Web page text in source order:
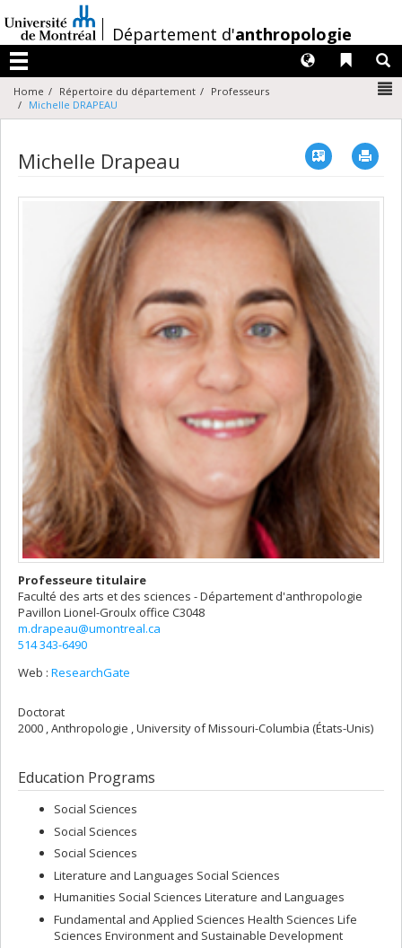
au
contenu
/Département d'anthropologie
Menu
Liens
Langues
Home Répertoire du département
Professeurs
Michelle DRAPEAU
Michelle Drapeau Vcard
Professeure titulaire
Faculté des arts et des sciences - Département d'anthropologie
Pavillon Lionel-Groulx office C3048
m.drapeau@umontreal.ca
514 343-6490
Web : ResearchGate
Doctorat
2000 , Anthropologie , University of Missouri-Columbia (États-Unis)
Education Programs
Social Sciences
Social Sciences
Social Sciences
Literature and Languages Social Sciences
Humanities Social Sciences Literature and Languages
Fundamental and Applied Sciences Health Sciences Life
Sciences Environment and Sustainable Development